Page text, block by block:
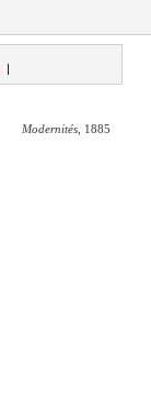
Modernités , 1885